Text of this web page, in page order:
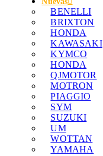
BENELLI
BRIXTON
HONDA
KAWASAKI
KYMCO
HONDA
QJMOTOR
MOTRON
PIAGGIO
SYM
SUZUKI
UM
WOTTAN
YAMAHA